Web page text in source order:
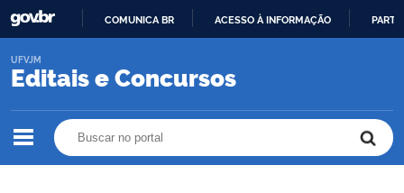
O
COMUNICA BR ACESSO À INFORMAÇÃO
Editais e Concursos
UFVJM